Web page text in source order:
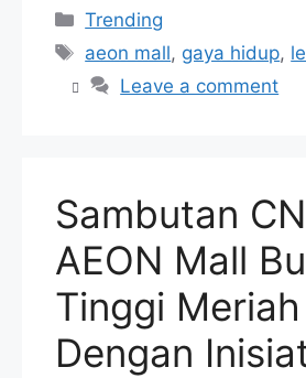
Categories
Trending
Tags
aeon mall, gaya hidup,
Leave a comment
Sambutan
AEON Mall
Tinggi Meriah
Dengan